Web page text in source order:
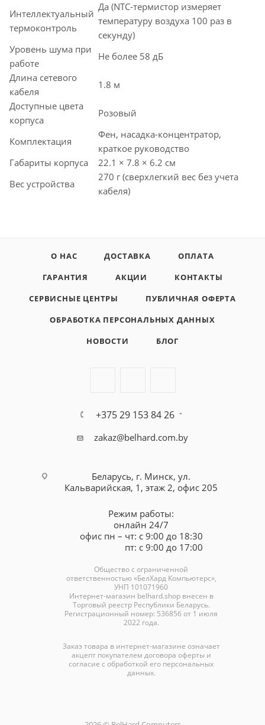
Интеллектуальный
термоконтроль
Да (NTC-термистор измеряет
температуру воздуха 100 раз в
секунду)
Уровень шума при
работе
Не более 58 дБ
Длина сетевого
кабеля
1.8 м
Доступные цвета
корпуса
Розовый
Комплектация
Фен, насадка-концентратор,
краткое руководство
Габариты корпуса
22.1 × 7.8 × 6.2 см
Вес устройства
270 г (сверхлегкий вес без учета
кабеля)
О НАС ДОСТАВКА
ОПЛАТА
ГАРАНТИЯ
АКЦИИ
КОНТАКТЫ
СЕРВИСНЫЕ ЦЕНТРЫ
ПУБЛИЧНАЯ ОФЕРТА
ОБРАБОТКА ПЕРСОНАЛЬНЫХ ДАННЫХ
НОВОСТИ
БЛОГ
+375 29 153 84 26
zakaz@belhard.com.by
Беларусь, г. Минск, ул.
Кальварийская, 1, этаж 2, офис 205
Режим работы:
онлайн 24/7
офис пн – чт: с 9:00 до 18:30
пт: с 9:00 до 17:00
Общество с ограниченной
ответственностью «БелХард Компьютерс»,
УНП 101071960
Интернет-магазин belhard.shopвнесен в
Торговый реестр Республики Беларусь.
Регистрационный номер: 536856 от 1 июля
2022 года.
Заказ товара в интернет-магазине означает
акцепт покупателем договора оферты и
согласие с обработкой его персональных
данных.